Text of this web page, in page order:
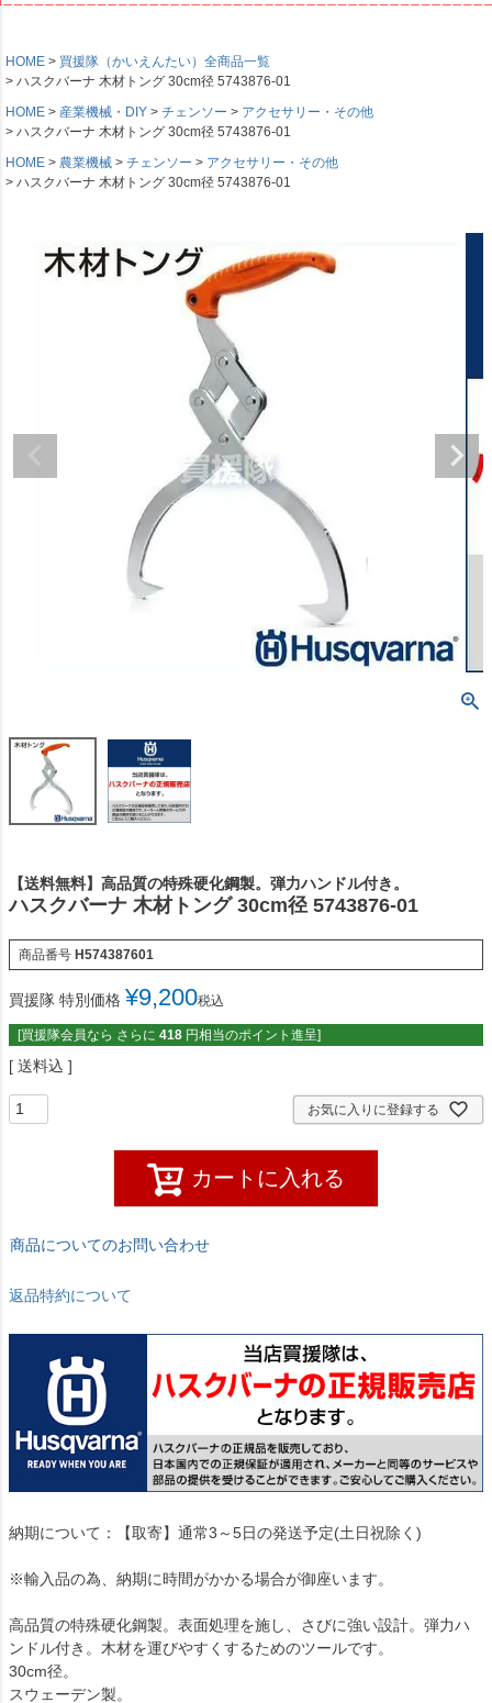
HOME
買援隊（かいえんたい）全商品一覧
ハスクバーナ 木材トング 30cm径 5743876-01
HOME
産業機械・DIY チェンソー
アクセサリー・その他
ハスクバーナ 木材トング 30cm径 5743876-01
HOME
農業機械 チェンソー
アクセサリー・その他
ハスクバーナ 木材トング 30cm径 5743876-01
【送料無料】高品質の特殊硬化鋼製。弾力ハンドル付き。
ハスクバーナ 木材トング 30cm径 5743876-01
商品番号 H574387601
買援隊 特別価格 ¥9,200税込
[買援隊会員なら さらに 418 円相当のポイント進呈]
送料込
お気に入りに登録する
カートに入れる
商品についてのお問い合わせ
返品特約について
納期について：【取寄】通常3～5日の発送予定(土日祝除く)
※輸入品の為、納期に時間がかかる場合が御座います。
高品質の特殊硬化鋼製。表面処理を施し、さびに強い設計。弾力ハ
ンドル付き。木材を運びやすくするためのツールです。
30cm径。
スウェーデン製。